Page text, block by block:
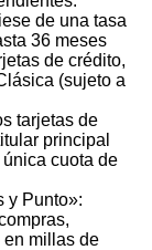
de una tasa
36 meses
de crédito,
(sujeto a
tarjetas de
principal
cuota de
y Punto»:
en millas de